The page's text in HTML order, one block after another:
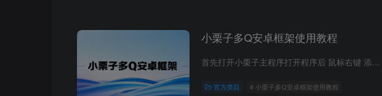
小栗子多Q安卓框架使用教程
首先打开小栗子主程序打开程序后 鼠标右键 添加QQ账号添加QQ账号信息 填写相关信息即可登录点击应用列表 导入插件 进行使用导入自己想使用的插件就可以啦！ 学会的别忘来下一单哦~广告专区Re 小...
官方类目 # 小栗子多Q安卓框架使用教程